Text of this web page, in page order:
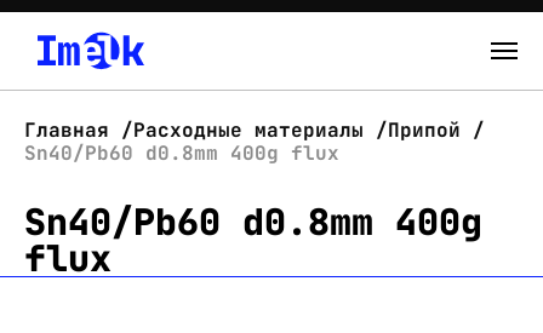
О нас
Новости
Главная Расходные материалы
Припой
Sn40/Pb60 d0.8mm 400g flux
Sn40/Pb60 d0.8mm 400g
flux